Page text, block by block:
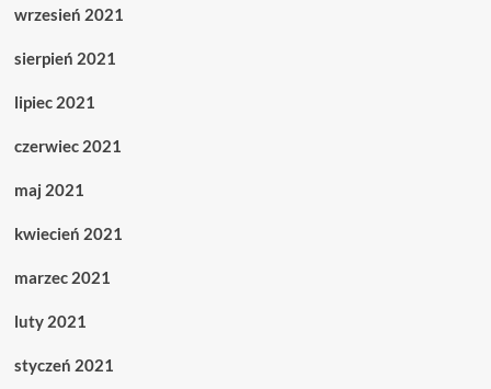
wrzesień 2021
sierpień 2021
lipiec 2021
czerwiec 2021
maj 2021
kwiecień 2021
marzec 2021
luty 2021
styczeń 2021